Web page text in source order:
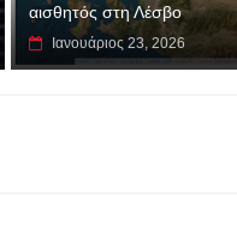
αισθητός στη Λέσβο
Ιανουάριος 23, 2026